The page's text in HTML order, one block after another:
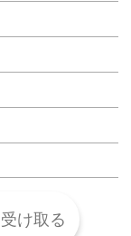
受け取る